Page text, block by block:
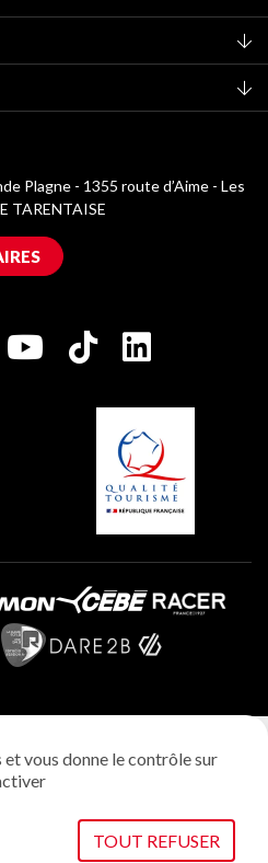
Plagne - 1355 route d’Aime - Les
TARENTAISE
vous donne le contrôle sur
TOUT REFUSER